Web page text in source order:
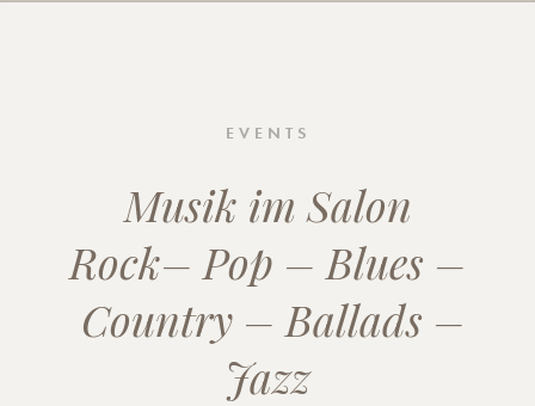
EVENTS
Musik im Salon
Rock– Pop – Blues –
Country – Ballads –
Jazz